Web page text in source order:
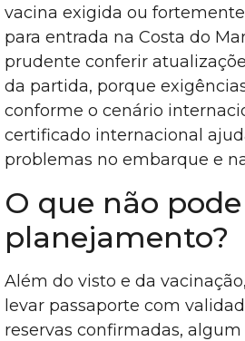
vacina exigida ou
para entrada na Costa do
prudente conferir
da partida, porque
conforme o cenário
certificado internacional
problemas no embarque e
O que não
planejamento?
Além do visto e da
levar passaporte com
reservas confirmadas,